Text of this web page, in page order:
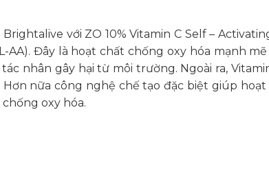
với ZO 10% Vitamin C Self –
AA). Đây là hoạt chất chống oxy hóa mạnh
nhân gây hại từ môi trường. Ngoài ra,
nữa công nghệ chế tạo đặc biệt giúp hoạt
oxy hóa.